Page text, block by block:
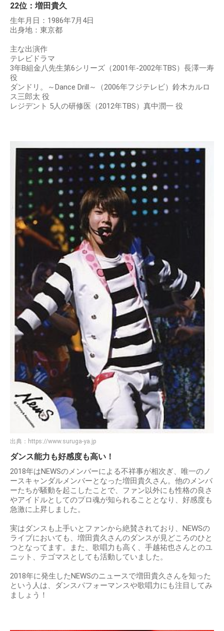
22位：増田貴久
生年月日：1986年7月4日
出身地：東京都
主な出演作
テレビドラマ
3年B組金八先生第6シリーズ（2001年-2002年TBS）長澤一寿
役
ダンドリ。～Dance Drill～（2006年フジテレビ）鈴木カルロ
ス三郎太 役
レジデント 5人の研修医（2012年TBS）真中潤一 役
出典： https://www.suruga-ya.jp
ダンス能力も好感度も高い！
2018年はNEWSのメンバーによる不祥事が相次ぎ、唯一のノ
ースキャンダルメンバーとなった増田貴久さん。他のメンバ
ーたちが騒動を起こしたことで、ファン以外にも性格の良さ
やアイドルとしてのプロ魂が知られることとなり、好感度も
急激に上昇しました。
実はダンスも上手いとファンから絶賛されており、NEWSの
ライブにおいても、増田貴久さんのダンスが見どころのひと
つとなってます。また、歌唱力も高く、手越祐也さんとのユ
ニット、テゴマスとしても活動していました。
2018年に発生したNEWSのニュースで増田貴久さんを知った
という人は、ダンスパフォーマンスや歌唱力にも注目してみ
ましょう！